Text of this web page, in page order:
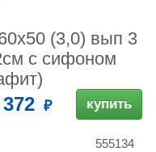
(3,0) вып 3
с сифоном
купить
555134